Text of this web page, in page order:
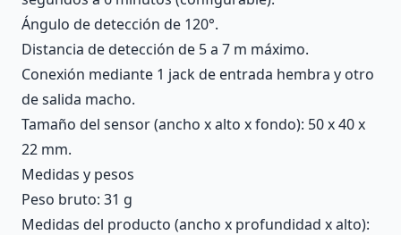
Ángulo de detección de 120°.
Distancia de detección de 5 a 7 m máximo.
Conexión mediante 1 jack de entrada hembra y otro
de salida macho.
Tamaño del sensor (ancho x alto x fondo): 50 x 40 x
22 mm.
Medidas y pesos
Peso bruto: 31 g
Medidas del producto (ancho x profundidad x alto):